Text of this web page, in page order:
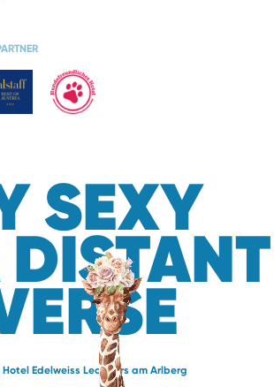
SEXY
Edelweiss Lech Zürs am Arlberg